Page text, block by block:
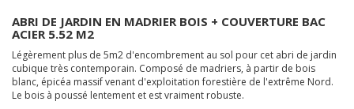
ABRI DE JARDIN EN MADRIER BOIS + COUVERTURE BAC
ACIER 5.52 M2
Légèrement plus de 5m2 d'encombrement au sol pour cet abri de jardin
cubique très contemporain. Composé de madriers, à partir de bois
blanc, épicéa massif venant d'exploitation forestière de l'extrême Nord.
Le bois à poussé lentement et est vraiment robuste.